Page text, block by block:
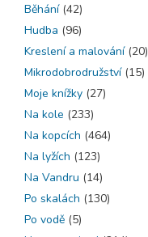
Běhání(42)
Hudba (96)
Kreslení a malování(20)
Mikrodobrodružství(15)
Moje knížky (27)
Na kole (233)
Na kopcích (464)
Na lyžích (123)
Na Vandru (14)
Po skalách (130)
Po vodě (5)